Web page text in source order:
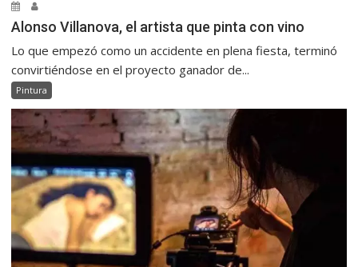
Alonso Villanova, el artista que pinta con vino
Lo que empezó como un accidente en plena fiesta, terminó
convirtiéndose en el proyecto ganador de...
Pintura